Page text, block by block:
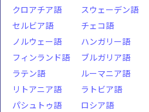
クロアチア語
スウェーデン語
セルビア語
チェコ語
ノルウェー語
ハンガリー語
フィンランド語
ブルガリア語
ラテン語
ルーマニア語
リトアニア語
ラトビア語
パシュトゥ語
ロシア語